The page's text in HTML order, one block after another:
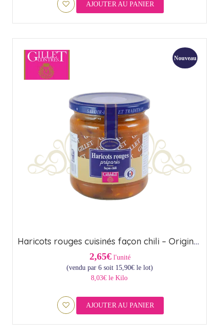
AJOUTER AU PANIER
Nouveau
Haricots rouges cuisinés façon chili – Origine France (37cl)
2,65€ l'unité
(vendu par 6 soit 15,90€le lot)
8,03€ le Kilo
AJOUTER AU PANIER